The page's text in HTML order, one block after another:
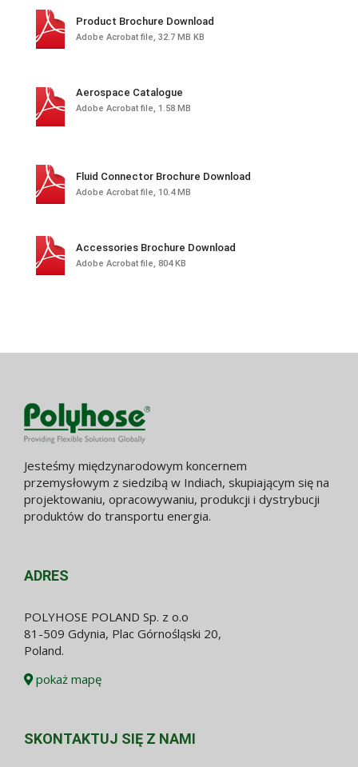
Product Brochure Download
Adobe Acrobat file, 32.7 MB KB
Aerospace Catalogue
Adobe Acrobat file, 1.58 MB
Fluid Connector Brochure Download
Adobe Acrobat file, 10.4 MB
Accessories Brochure Download
Adobe Acrobat file, 804 KB
Jesteśmy międzynarodowym koncernem
przemysłowym z siedzibą w Indiach, skupiającym się na
projektowaniu, opracowywaniu, produkcji i dystrybucji
produktów do transportu energia.
ADRES
POLYHOSE POLAND Sp. z o.o
81-509 Gdynia, Plac Górnośląski 20,
Poland.
pokaż mapę
SKONTAKTUJ SIĘ Z NAMI